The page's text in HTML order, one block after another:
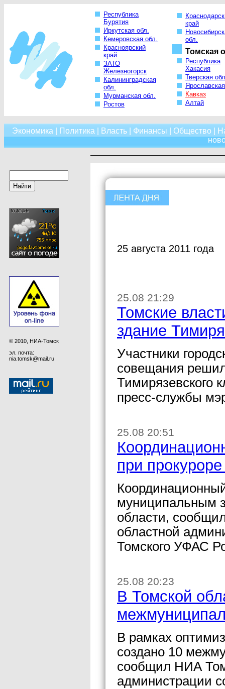
Республика
Бурятия
Иркутская обл.
Кемеровская обл.
Красноярский
край
ЗАТО
Железногорск
Калининградская
обл.
Мурманская обл.
Ростов
край
обл.
Томская
Республика
Хакасия
Тверская
Кавказ
Алтай
Экономика Политика Власть| Финансы Общество
© 2010, НИА-Томск
эл. почта:
nia.tomsk@mail.ru
25 августа 2011 года
25.08 21:29
Томские
здание
Участники
совещания
Тимирязевского
пресс-службы
25.08 20:51
при
муниципальным
области,
областной
Томского УФАС
25.08 20:23
В Томской
В рамках
создано 10
сообщил НИА
администрации